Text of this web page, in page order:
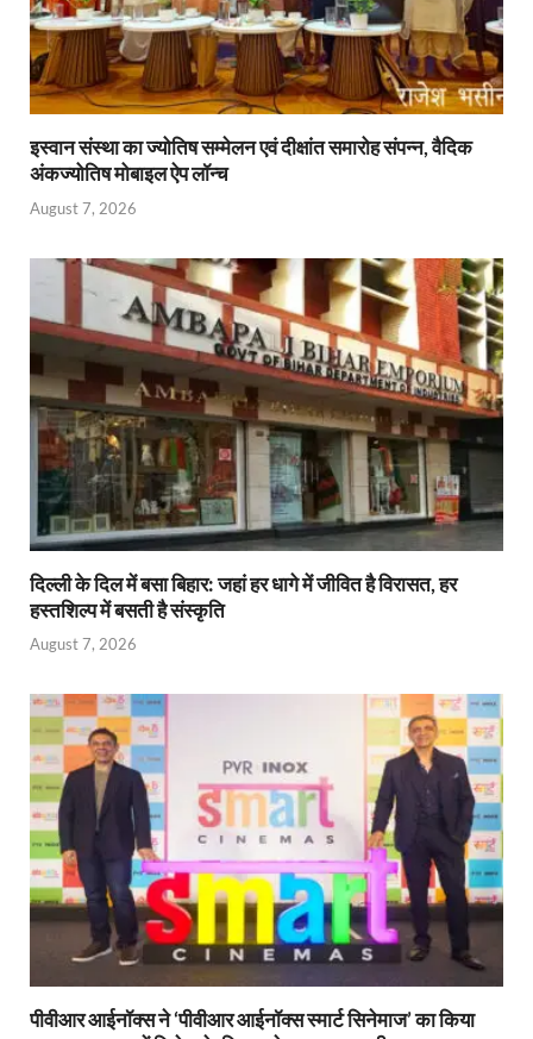
इस्वान संस्था का ज्योतिष सम्मेलन एवं दीक्षांत समारोह संपन्न, वैदिक
अंकज्योतिष मोबाइल ऐप लॉन्च
August 7, 2026
दिल्ली के दिल में बसा बिहार: जहां हर धागे में जीवित है विरासत, हर
हस्तशिल्प में बसती है संस्कृति
August 7, 2026
पीवीआर आईनॉक्स ने ‘पीवीआर आईनॉक्स स्मार्ट सिनेमाज’ का किया